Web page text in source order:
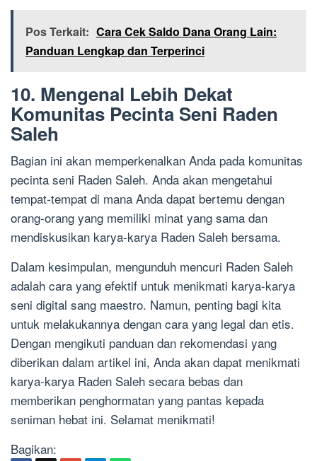
Pos Terkait: Cara Cek Saldo Dana Orang Lain:
Panduan Lengkap dan Terperinci
10. Mengenal Lebih Dekat
Komunitas Pecinta Seni Raden
Saleh
Bagian ini akan memperkenalkan Anda pada komunitas
pecinta seni Raden Saleh. Anda akan mengetahui
tempat-tempat di mana Anda dapat bertemu dengan
orang-orang yang memiliki minat yang sama dan
mendiskusikan karya-karya Raden Saleh bersama.
Dalam kesimpulan, mengunduh mencuri Raden Saleh
adalah cara yang efektif untuk menikmati karya-karya
seni digital sang maestro. Namun, penting bagi kita
untuk melakukannya dengan cara yang legal dan etis.
Dengan mengikuti panduan dan rekomendasi yang
diberikan dalam artikel ini, Anda akan dapat menikmati
karya-karya Raden Saleh secara bebas dan
memberikan penghormatan yang pantas kepada
seniman hebat ini. Selamat menikmati!
Bagikan: